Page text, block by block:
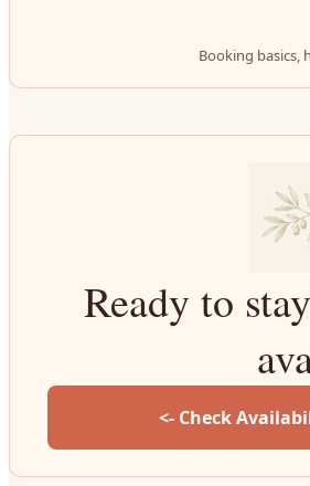
Booking basics,
Ready to
Check